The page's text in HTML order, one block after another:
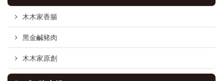
木木家香腸
黑金鹹豬肉
木木家原創